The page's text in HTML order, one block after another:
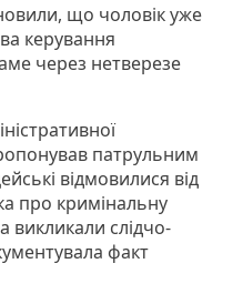
що чоловік уже
керування
через нетверезе
патрульним
відмовилися від
про кримінальну
викликали слідчо-
факт